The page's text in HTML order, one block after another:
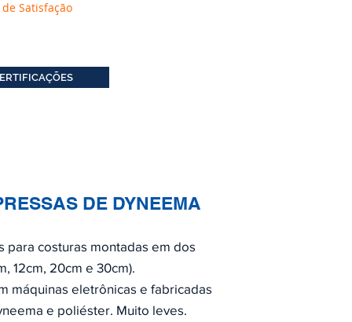
Satisfação
DE DYNEEMA
para costuras montadas em dos
12cm, 20cm e 30cm).
máquinas eletrônicas e fabricadas
e poliéster. Muito leves.